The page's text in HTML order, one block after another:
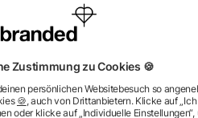
with them